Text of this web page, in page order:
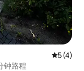
平均评分
5 (4)
钟路程